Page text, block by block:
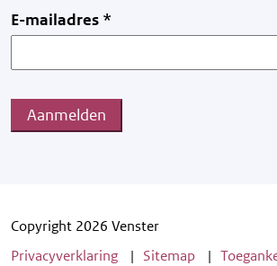
E-mailadres *
Aanmelden
Copyright 2026 Venster
Privacyverklaring
Sitemap